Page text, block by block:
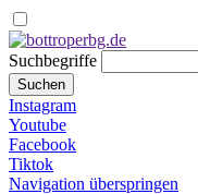
Suchbegriffe
Suchen
Instagram
Youtube
Facebook
Tiktok
Navigation überspringen